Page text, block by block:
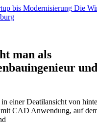
bis Modernisierung Die
man als